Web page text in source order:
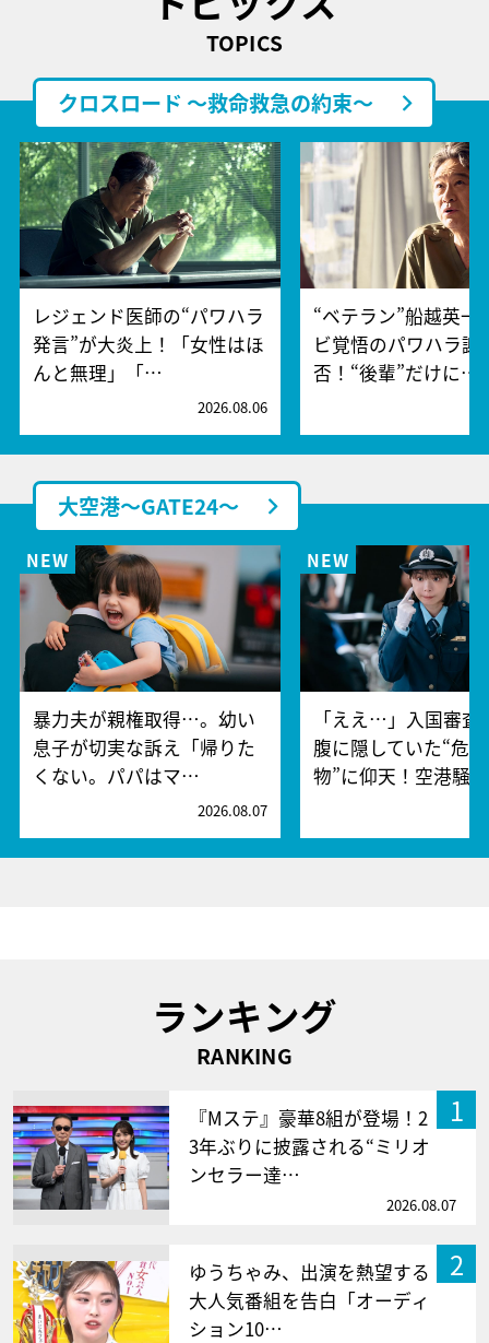
TOPICS
クロスロード ～救命救急の約束～
レジェンド医師の“パワハラ
発言”が大炎上！「女性はほ
んと無理」「…
2026.08.06
“ベテラン”船越英一
ビ覚悟のパワハラ謝
否！“後輩”だけに…
大空港～GATE24～
暴力夫が親権取得…。幼い
息子が切実な訴え「帰りた
くない。パパはマ…
2026.08.07
「ええ…」入国審査
腹に隠していた“危
物”に仰天！空港騒
ランキング
RANKING
1
『Mステ』豪華8組が登場！2
3年ぶりに披露される“ミリオ
ンセラー達…
2026.08.07
2
ゆうちゃみ、出演を熱望する
大人気番組を告白「オーディ
ション10…